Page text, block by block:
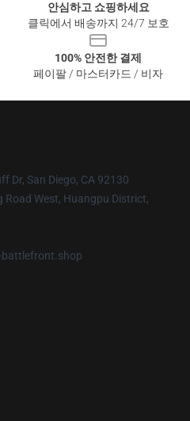
안심하고 쇼핑하세요
클릭에서 배송까지 24/7 보호
100% 안전한 결제
페이팔 / 마스터카드 / 비자
Dr, San Diego, CA 92130
Road West, Huangpu District,
battlefront.shop